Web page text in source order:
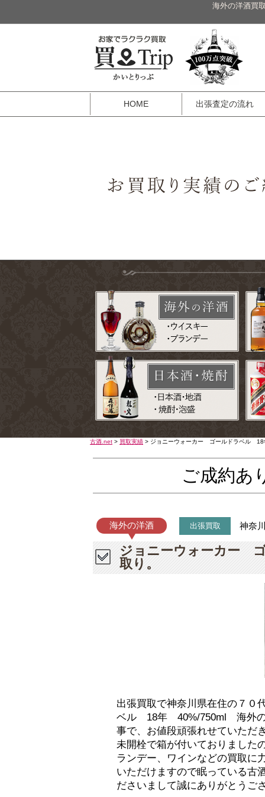
海外の洋酒買
HOME 出張査定の流れ
古酒.net > 買取実績 > ジョニーウォーカー ゴールドラベル
ご成約あ
海外の洋酒 出張買取 神奈
ジョニーウォーカー
取り。
出張買取で神奈川県在住の７
ベル 18年 40%/750ml 海外の
事で、お値段頑張れせていただ
未開栓で箱が付いておりました
ランデー、ワインなどの買取に
いただけますので眠っている古
ださいまして誠にありがとうご